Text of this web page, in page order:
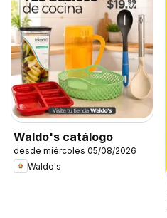
Waldo's catálogo
desde miércoles 05/08/2026
Waldo's